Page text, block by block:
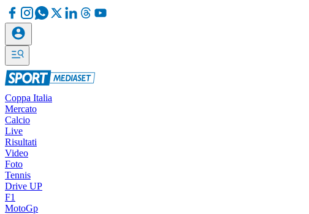
Coppa Italia
Mercato
Calcio
Live
Risultati
Video
Foto
Tennis
Drive UP
F1
MotoGp